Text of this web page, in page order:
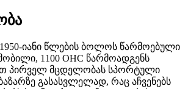
იანი წლების ბოლოს წარმოებული
1100 OHC წარმოადგენს
პირველ მცდელობას სპორტული
გასასვლელად, რაც აჩვენებს